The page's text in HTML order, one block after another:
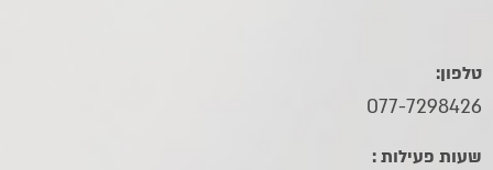
טלפון:
077-7298426
שעות פעילות :